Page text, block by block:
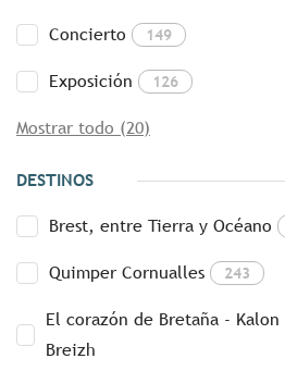
Concierto 149
Exposición 126
Mostrar todo (20)
DESTINOS
Brest, entre Tierra y Océano
Quimper Cornualles 243
El corazón de Bretaña - Kalon
Breizh